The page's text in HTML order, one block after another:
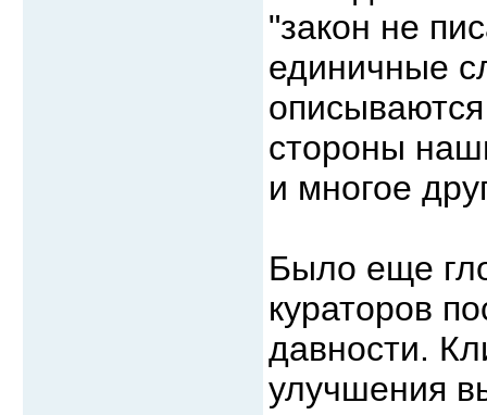
"закон не
единичные
стороны
и многое
Было еще
кураторов
давности.
улучшения